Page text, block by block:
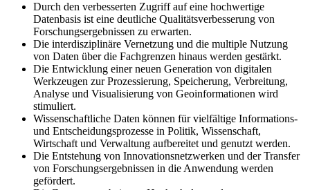
Durch den verbesserten Zugriff auf eine hochwertige
Datenbasis ist eine deutliche Qualitätsverbesserung von
Forschungsergebnissen zu erwarten.
Die interdisziplinäre Vernetzung und die multiple Nutzung
von Daten über die Fachgrenzen hinaus werden gestärkt.
Die Entwicklung einer neuen Generation von digitalen
Werkzeugen zur Prozessierung, Speicherung, Verbreitung,
Analyse und Visualisierung von Geoinformationen wird
stimuliert.
Wissenschaftliche Daten können für vielfältige Informations-
und Entscheidungsprozesse in Politik, Wissenschaft,
Wirtschaft und Verwaltung aufbereitet und genutzt werden.
Die Entstehung von Innovationsnetzwerken und der Transfer
von Forschungsergebnissen in die Anwendung werden
gefördert.